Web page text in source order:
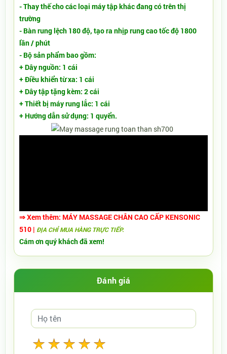
- Thay thế cho các loại máy tập khác đang có trên thị
trường
- Bàn rung lệch 180 độ, tạo ra nhịp rung cao tốc độ 1800
lần / phút
- Bộ sản phẩm bao gồm:
+ Dây nguồn: 1 cái
+ Điều khiển từ xa: 1 cái
+ Dây tập tặng kèm: 2 cái
+ Thiết bị máy rung lắc: 1 cái
+ Hướng dẫn sử dụng: 1 quyển.
⇒Xem thêm: MÁY MASSAGE CHÂN CAO CẤP KENSONIC
510​ | ĐỊA CHỈ MUA HÀNG TRỰC TIẾP.
Cám ơn quý khách đã xem!
Đánh giá